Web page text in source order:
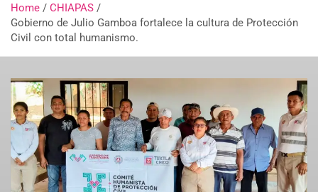
Home
CHIAPAS
Gobierno de Julio Gamboa fortalece la cultura de Protección
Civil con total humanismo.